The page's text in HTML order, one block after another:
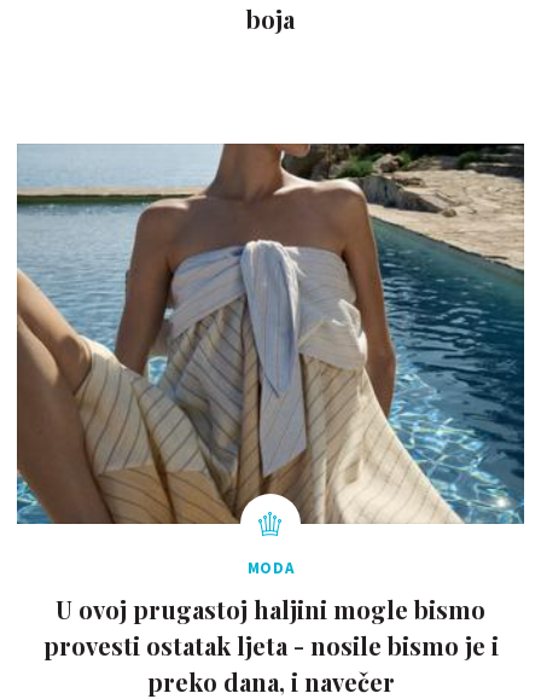
boja
MODA
U ovoj prugastoj haljini mogle bismo
provesti ostatak ljeta - nosile bismo je i
preko dana, i navečer